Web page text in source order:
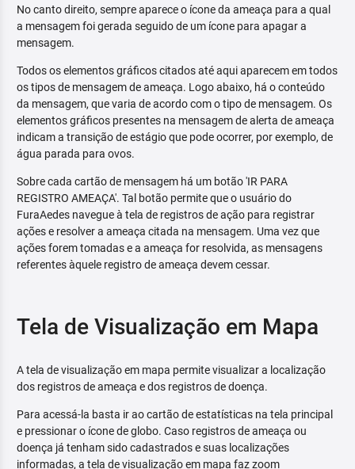
No canto direito, sempre aparece o ícone da ameaça para a qual
a mensagem foi gerada seguido de um ícone para apagar a
mensagem.
Todos os elementos gráficos citados até aqui aparecem em todos
os tipos de mensagem de ameaça. Logo abaixo, há o conteúdo
da mensagem, que varia de acordo com o tipo de mensagem. Os
elementos gráficos presentes na mensagem de alerta de ameaça
indicam a transição de estágio que pode ocorrer, por exemplo, de
água parada para ovos.
Sobre cada cartão de mensagem há um botão 'IR PARA
REGISTRO AMEAÇA'. Tal botão permite que o usuário do
FuraAedes navegue à tela de registros de ação para registrar
ações e resolver a ameaça citada na mensagem. Uma vez que
ações forem tomadas e a ameaça for resolvida, as mensagens
referentes àquele registro de ameaça devem cessar.
Tela de Visualização em Mapa
A tela de visualização em mapa permite visualizar a localização
dos registros de ameaça e dos registros de doença.
Para acessá-la basta ir ao cartão de estatísticas na tela principal
e pressionar o ícone de globo. Caso registros de ameaça ou
doença já tenham sido cadastrados e suas localizações
informadas, a tela de visualização em mapa faz zoom